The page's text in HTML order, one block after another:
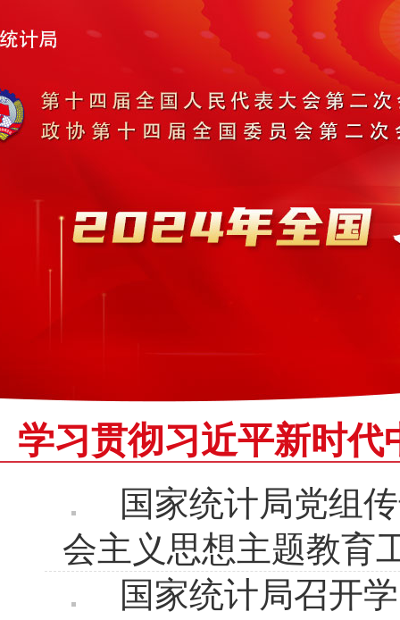
学习贯彻习近平新时
国家统计局党组
会主义思想主题教育
国家统计局召开